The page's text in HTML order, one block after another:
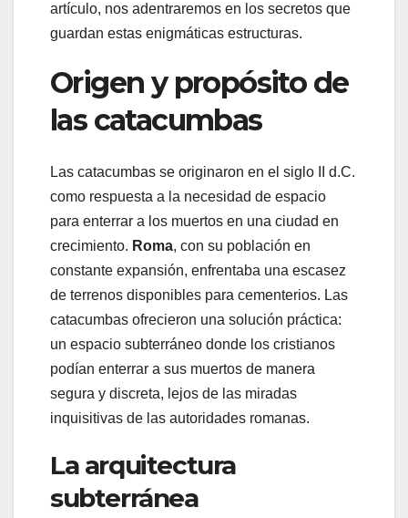
artículo, nos adentraremos en los secretos que
guardan estas enigmáticas estructuras.
Origen y propósito de
las catacumbas
Las catacumbas se originaron en el siglo II d.C.
como respuesta a la necesidad de espacio
para enterrar a los muertos en una ciudad en
crecimiento. Roma, con su población en
constante expansión, enfrentaba una escasez
de terrenos disponibles para cementerios. Las
catacumbas ofrecieron una solución práctica:
un espacio subterráneo donde los cristianos
podían enterrar a sus muertos de manera
segura y discreta, lejos de las miradas
inquisitivas de las autoridades romanas.
La arquitectura
subterránea